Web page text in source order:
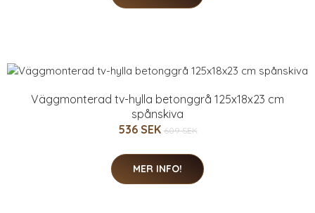
Väggmonterad tv-hylla betonggrå 125x18x23 cm
spånskiva
536 SEK 609 SEK
MER INFO!